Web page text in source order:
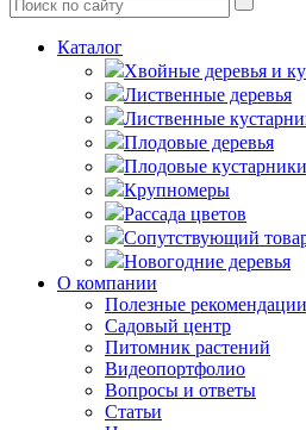
Каталог
Хвойные деревья и
Лиственные деревья
Лиственные
Плодовые деревья
Плодовые кустарники
Крупномеры
Рассада цветов
Сопутствующий
Новогодние деревья
О компании
Полезные рекомендации
Садовый центр
Питомник растений
Видеопортфолио
Вопросы и ответы
Статьи